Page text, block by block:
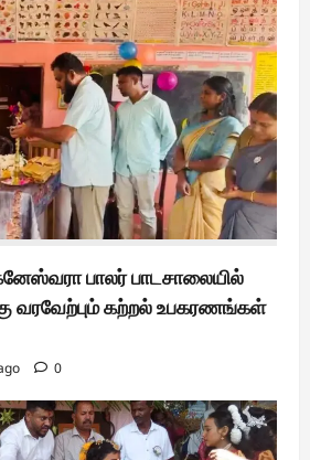
பாலர் பாடசாலையில்
வரவேற்பும் கற்றல் உபகரணங்கள்
0